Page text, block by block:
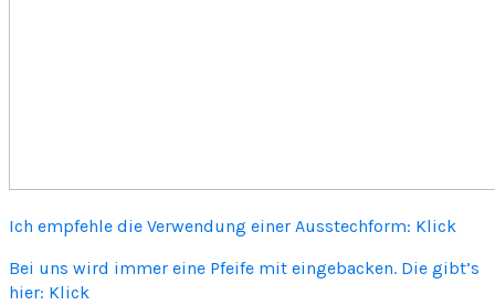
Ich empfehle die Verwendung einer Ausstechform: Klick
Bei uns wird immer eine Pfeife mit eingebacken. Die gibt’s
hier: Klick